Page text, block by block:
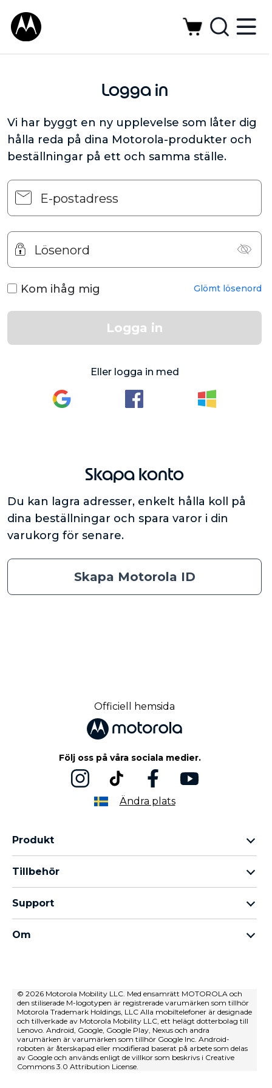
Logga in
Vi har byggt en ny upplevelse som låter dig
hålla reda på dina Motorola-produkter och
beställningar på ett och samma ställe.
E-postadress
Lösenord
Kom ihåg mig Glömt lösenord
Logga in
Eller logga in med
Skapa konto
Du kan lagra adresser, enkelt hålla koll på
dina beställningar och spara varor i din
varukorg för senare.
Skapa Motorola ID
Officiell hemsida
Följ oss på våra sociala medier.
Ändra plats
Produkt
moto g-familjen
thinkphone by motorola
Tillbehör
moto tag
Support
Reparationsstatus
Återställning och smart assistent
Om
Försäljningsvillkor
Användarvillkor
Försäljningsvillkor
Innovation
Careers
© 2026 Motorola Mobility LLC. Med ensamrätt MOTOROLA och
den stiliserade M-logotypen är registrerade varumärken som tillhör
Motorola Trademark Holdings, LLC Alla mobiltelefoner är designade
och tillverkade av Motorola Mobility LLC, ett helägt dotterbolag till
Lenovo. Android, Google, Google Play, Nexus och andra
varumärken är varumärken som tillhör Google Inc. Android-
roboten är återskapad eller modifierad baserat på arbete som delas
av Google och används enligt de villkor som beskrivs i Creative
Commons 3.0 Attribution License.